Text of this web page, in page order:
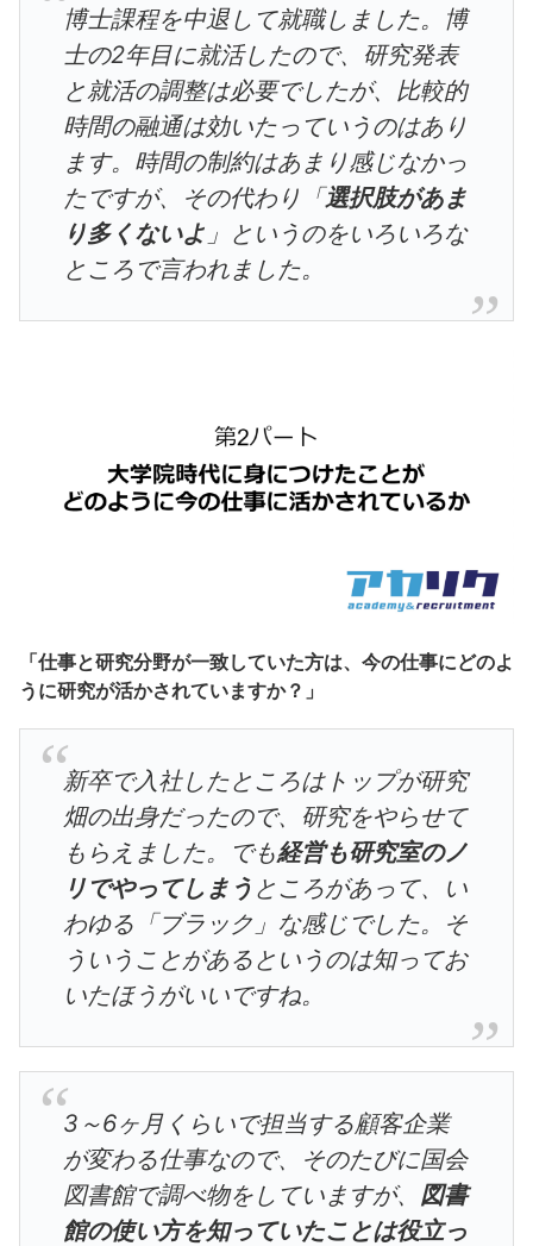
博士課程を中退して就職しました。博
士の2年目に就活したので、研究発表
と就活の調整は必要でしたが、比較的
時間の融通は効いたっていうのはあり
ます。時間の制約はあまり感じなかっ
たですが、その代わり「選択肢があま
り多くないよ 」というのをいろいろな
ところで言われました。
「仕事と研究分野が一致していた方は、今の仕事にどのよ
うに研究が活かされていますか？」
新卒で入社したところはトップが研究
畑の出身だったので、研究をやらせて
もらえました。でも経営も研究室のノ
リでやってしまう ところがあって、い
わゆる「ブラック」な感じでした。そ
ういうことがあるというのは知ってお
いたほうがいいですね。
3～6ヶ月くらいで担当する顧客企業
が変わる仕事なので、そのたびに国会
図書館で調べ物をしていますが、 図書
館の使い方を知っていたことは役立っ